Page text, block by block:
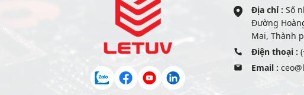
Địa chỉ : Số
Đường
Mai, Thành
Điện thoại :
Email :